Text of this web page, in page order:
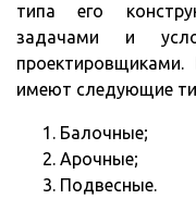
типа его
задачами и
имеют следующие
Балочные;
Арочные;
Подвесные.